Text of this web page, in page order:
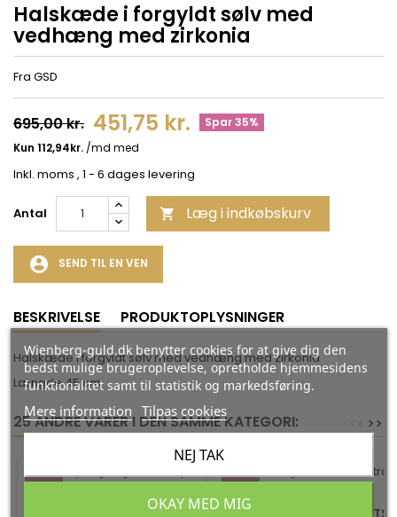
Halskæde i forgyldt sølv med
vedhæng med zirkonia
Fra GSD
695,00 kr. 451,75 kr. Spar 35%
Inkl. moms , 1 - 6 dages levering
Antal  Læg i indkøbskurv
account_circle SEND TIL EN VEN
BESKRIVELSE PRODUKTOPLYSNINGER
Halskæde i forgyldt sølv med vedhæng med zirkonia
Længde 45 cm
25 ANDRE VARER I DEN SAMME KATEGORI: >>
-35% -35%
Wienberg-guld.dk benytter cookies for at give dig den
bedst mulige brugeroplevelse, opretholde hjemmesidens
funktionalitet samt til statistik og markedsføring.
Mere information Tilpas cookies
NEJ TAK
OKAY MED MIG